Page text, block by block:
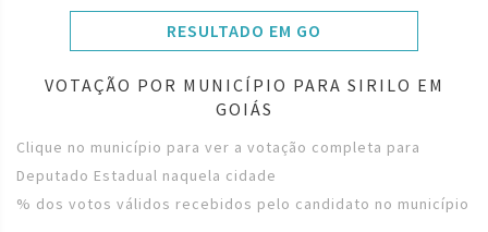
RESULTADO EM GO
VOTAÇÃO POR MUNICÍPIO PARA SIRILO EM
GOIÁS
Clique no município para ver a votação completa para
Deputado Estadual naquela cidade
% dos votos válidos recebidos pelo candidato no município